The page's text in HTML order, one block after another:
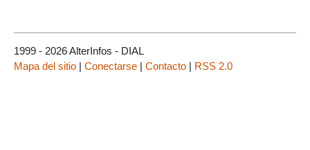
1999 - 2026 AlterInfos - DIAL
Mapa del sitio | Conectarse | Contacto | RSS 2.0